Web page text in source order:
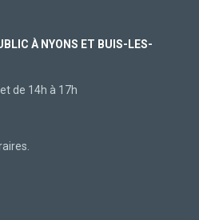
À NYONS ET BUIS-LES-
de 14h à 17h